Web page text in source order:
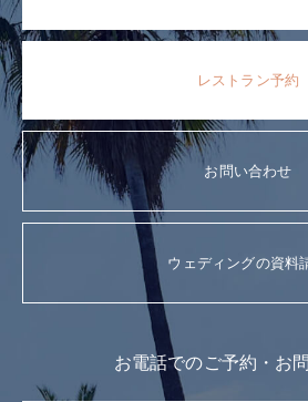
レストラン予約
お問い合わせ
ウェディングの資料
お電話でのご予約・お